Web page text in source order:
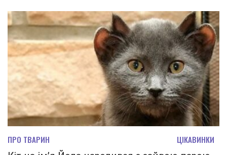
ПРО ТВАРИН ЦІКАВИНКИ